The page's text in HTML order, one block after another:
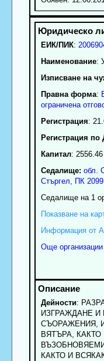
ЕИК/ПИК:
Наименование:
Изписване на
Правна форма:
ограничена
Регистрация:
Регистрация по
Капитал:
Седалище: обл.
Стъргел, ПК 2099
Седалище на 1
Показване на
Информация от
Още
Дейности:
ИЗГРАЖДАНЕ И
СЪОРАЖЕНИЯ,
ВЯТЪРА,
КАКТО И